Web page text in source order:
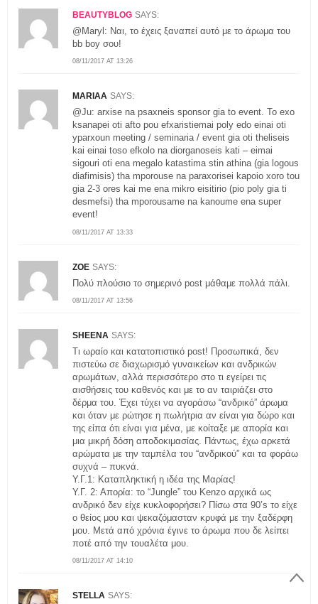
BEAUTYBLOG SAYS:
08/11/2017 AT 13:26
@Maryl: Ναι, το έχεις ξαναπεί αυτό με το άρωμα του
bb boy σου!
MARIAA SAYS:
08/11/2017 AT 13:33
@Ju: arxise na psaxneis sponsor gia to event. To exo
ksanapei oti afto pou efxaristiemai poly edo einai oti
yparxoun meeting / seminaria / event gia oti theliseis
kai einai toso efkolo na diorganoseis kati – eimai
sigouri oti ena megalo katastima stin athina (gia logous
diafimisis) tha mporouse na paraxorisei kapoio xoro tou
gia 2-3 ores kai me ena mikro eisitirio (pio poly gia ti
desmefsi) tha mporousame na kanoume ena super
event!
ZOE SAYS:
08/11/2017 AT 13:56
Πολύ πλούσιο το σημερινό post μάθαμε πολλά πάλι.
SHEENA SAYS:
08/11/2017 AT 14:10
Τι ωραίο και κατατοπιστικό post! Προσωπικά, δεν
πιστεύω σε διαχωρισμό γυναικείων και ανδρικών
αρωμάτων, αλλά περισσότερο στο τι εγείρει τις
αισθήσεις του καθενός και με το αν ταιριάζει στο
δέρμα του. Έχει τύχει να αγοράσω “ανδρικό” άρωμα
και όταν με ρώτησε η πωλήτρια αν είναι για δώρο και
της είπα ότι είναι για μένα, με κοίταξε με απορία και
μια μικρή δόση αποδοκιμασίας. Πάντως, έχω αρκετά
αρώματα με την ταμπέλα του “ανδρικού” και τα φοράω
συχνά – πυκνά.
Υ.Γ.1: Καταπληκτική η ιδέα της Μαρίας!
Υ.Γ. 2: Απορία: το “Jungle” του Kenzo αρχικά ως
ανδρικό δεν είχε κυκλοφορήσει? Πίσω στα 90’s το είχε
ο θείος μου και ψεκαζόμασταν κρυφά με την ξαδέρφη
μου. Μετά από χρόνια έγινε το άρωμα που δε λείπει
ποτέ από την τουαλέτα μου.
STELLA SAYS: